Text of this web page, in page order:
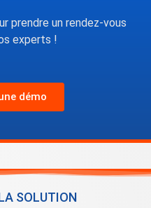
prendre un rendez-vous
experts !
démo
SOLUTION